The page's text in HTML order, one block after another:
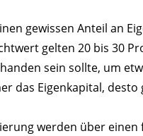
gewissen Anteil an
gelten 20 bis 30
sein sollte, um
das Eigenkapital,
werden über